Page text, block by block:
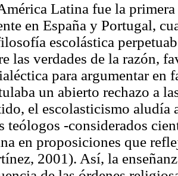
Latina fue la
en España y Portugal,
escolástica
las verdades de la razón,
para argumentar
un abierto rechazo a
el escolasticismo aludía
teólogos -considerados
en proposiciones que
2001). Así, la